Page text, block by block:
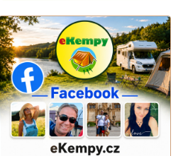
Termín od 2026-07-30 |Autokemp
Apollo
Termín od 2026-07-27 |Stellplatz